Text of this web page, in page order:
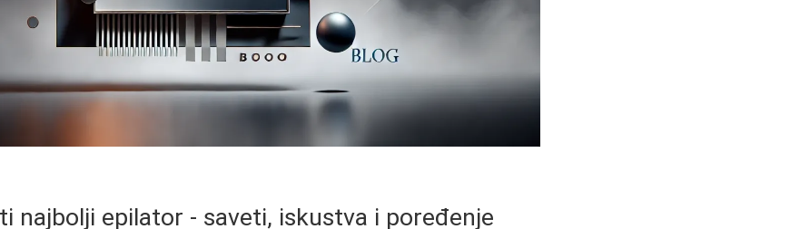
najbolji epilator - saveti, iskustva i poređenje